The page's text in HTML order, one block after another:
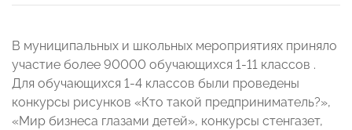
В муниципальных и школьных мероприятиях приняло
участие более 90000 обучающихся 1-11 классов .
Для обучающихся 1-4 классов были проведены
конкурсы рисунков «Кто такой предприниматель?»,
«Мир бизнеса глазами детей», конкурсы стенгазет,